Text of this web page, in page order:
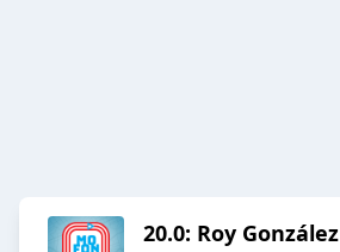
20.0: Roy González